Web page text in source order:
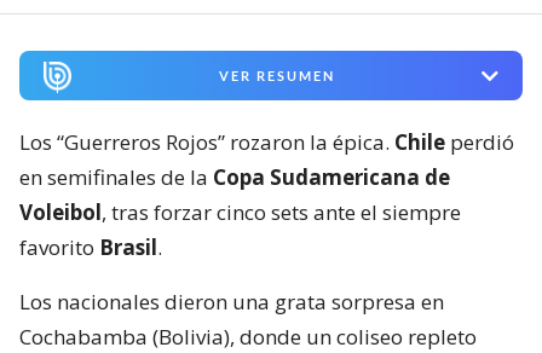
VER RESUMEN
Los “Guerreros Rojos” rozaron la épica. Chile perdió
en semifinales de la Copa Sudamericana de
Voleibol, tras forzar cinco sets ante el siempre
favorito Brasil.
Los nacionales dieron una grata sorpresa en
Cochabamba (Bolivia), donde un coliseo repleto